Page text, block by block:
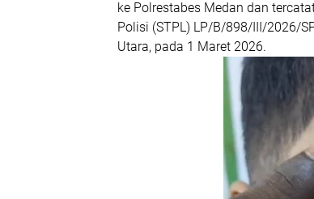
ke Polrestabes Medan dan
Polisi (STPL) LP/B/898/III/2026/
Utara, pada 1 Maret 2026.